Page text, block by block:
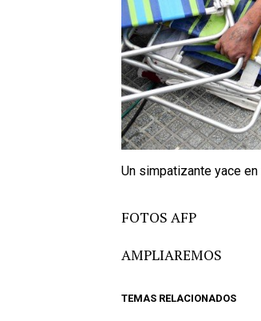
Un simpatizante yace
FOTOS AFP
AMPLIAREMOS
TEMAS RELACIONADOS